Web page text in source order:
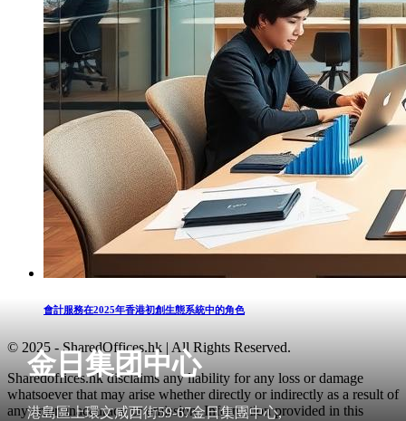
金日集团中心
港島區上環文咸西街59-67金日集團中心,
會計服務在2025年香港初創生態系統中的角色
© 2025 - SharedOffices.hk | All Rights Reserved.
Sharedoffices.hk disclaims any liability for any loss or damage
whatsoever that may arise whether directly or indirectly as a result of
any error, inaccuracy or omission. Information provided in this